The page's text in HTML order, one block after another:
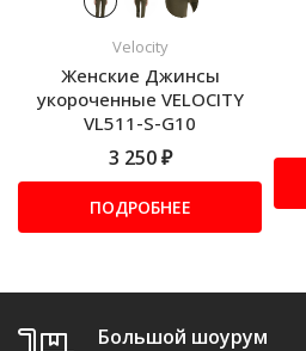
Velocity
Женские Джинсы
укороченные VELOCITY
VL511-S-G10
3 250 ₽
ПОДРОБНЕЕ
Большой шоурум